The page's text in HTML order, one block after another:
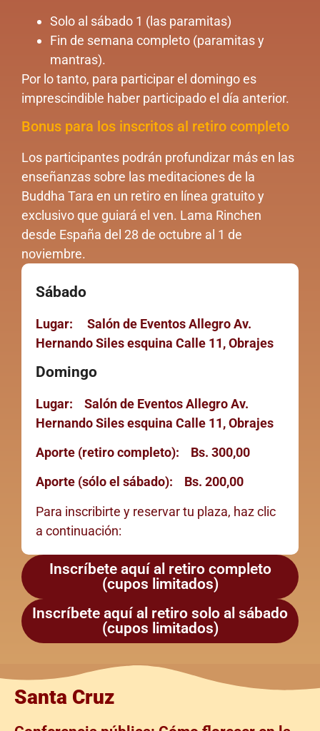
Solo al sábado 1 (las paramitas)
Fin de semana completo (paramitas y
mantras).
Por lo tanto, para participar el domingo es
imprescindible haber participado el día anterior.
Bonus para los inscritos al retiro completo
Los participantes podrán profundizar más en las
enseñanzas sobre las meditaciones de la
Buddha Tara en un retiro en línea gratuito y
exclusivo que guiará el ven. Lama Rinchen
desde España del 28 de octubre al 1 de
noviembre.
Sábado
Lugar: Salón de Eventos AllegroAv.
Hernando Siles esquina Calle 11, Obrajes
Domingo
Lugar:
Salón de Eventos Allegro Av.
Hernando Siles esquina Calle 11, Obrajes
Aporte (retiro completo):
Bs. 300,00
Aporte (sólo el sábado):
Bs. 200,00
Para inscribirte y reservar tu plaza, haz clic
a continuación:
Inscríbete aquí al retiro completo
(cupos limitados)
Inscríbete aquí al retiro solo al sábado
(cupos limitados)
Santa Cruz